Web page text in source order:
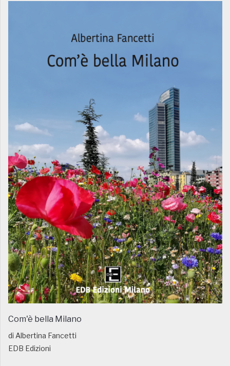
Com'è bella Milano
di Albertina Fancetti
EDB Edizioni